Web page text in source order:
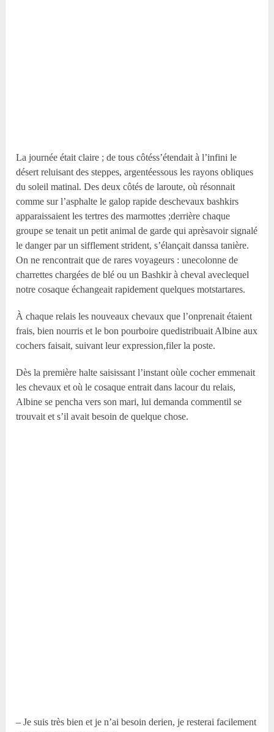
La journée était claire ; de tous côtéss’étendait à l’infini le
désert reluisant des steppes, argentéessous les rayons obliques
du soleil matinal. Des deux côtés de laroute, où résonnait
comme sur l’asphalte le galop rapide deschevaux bashkirs
apparaissaient les tertres des marmottes ;derrière chaque
groupe se tenait un petit animal de garde qui aprèsavoir signalé
le danger par un sifflement strident, s’élançait danssa tanière.
On ne rencontrait que de rares voyageurs : unecolonne de
charrettes chargées de blé ou un Bashkir à cheval aveclequel
notre cosaque échangeait rapidement quelques motstartares.
À chaque relais les nouveaux chevaux que l’onprenait étaient
frais, bien nourris et le bon pourboire quedistribuait Albine aux
cochers faisait, suivant leur expression,filer la poste.
Dès la première halte saisissant l’instant oùle cocher emmenait
les chevaux et où le cosaque entrait dans lacour du relais,
Albine se pencha vers son mari, lui demanda commentil se
trouvait et s’il avait besoin de quelque chose.
– Je suis très bien et je n’ai besoin derien, je resterai facilement